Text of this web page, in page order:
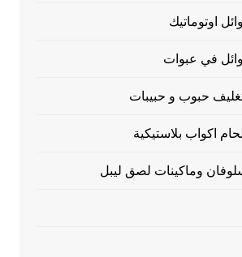
اوتوماتيك
في عبوات
حبوب و حبيبات
اكواب بلاستيكية
وماكينات لصق ليبل